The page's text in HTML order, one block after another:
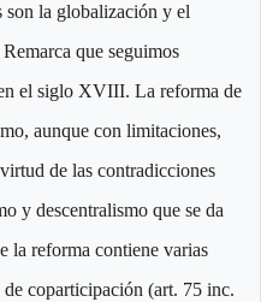
son la globalización y el
que seguimos
el siglo XVIII. La reforma de
aunque con limitaciones,
de las contradicciones
y descentralismo que se da
la reforma contiene varias
coparticipación (art. 75 inc.